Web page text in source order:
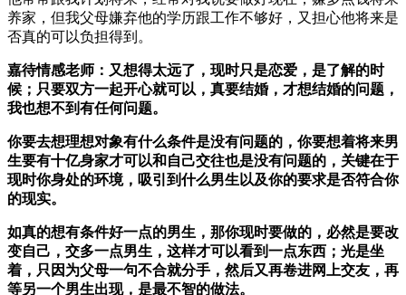
养家，但我父母嫌弃他的学历跟工作不够好，又担心他将来是
否真的可以负担得到。
嘉待情感老师：又想得太远了，现时只是恋爱，是了解的时
候；只要双方一起开心就可以，真要结婚，才想结婚的问题，
我也想不到有任何问题。
你要去想理想对象有什么条件是没有问题的，你要想着将来男
生要有十亿身家才可以和自己交往也是没有问题的，关键在于
现时你身处的环境，吸引到什么男生以及你的要求是否符合你
的现实。
如真的想有条件好一点的男生，那你现时要做的，必然是要改
变自己，交多一点男生，这样才可以看到一点东西；光是坐
着，只因为父母一句不合就分手，然后又再卷进网上交友，再
等另一个男生出现，是最不智的做法。